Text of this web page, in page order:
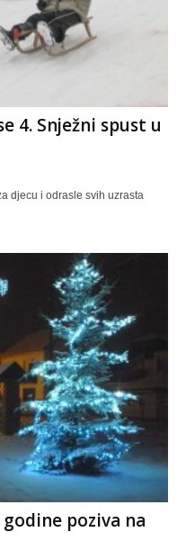
4. Snježni spust u
djecu i odrasle svih uzrasta
poziva na